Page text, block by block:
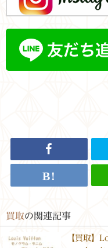
買取の関連記事
【買取】